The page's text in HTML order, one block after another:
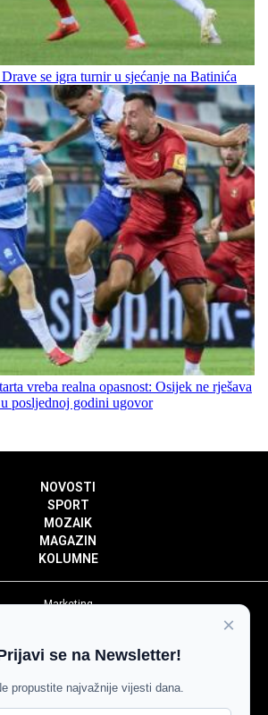
se igra turnir u sjećanje na Batinića
vreba realna opasnost: Osijek ne rješava
posljednoj godini ugovor
NOVOSTI
SPORT
MOZAIK
MAGAZIN
KOLUMNE
Marketing
Impressum
Pravila komentiranja
Agroglas
×
se na Newsletter!
propustite najvažnije vijesti dana.